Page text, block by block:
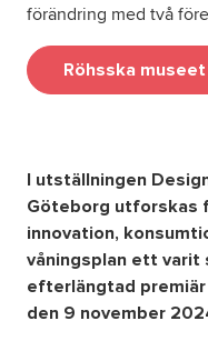
GDPR
förändring med två
Röhsska museet
I utställningen
Göteborg utforskas
innovation,
våningsplan ett varit
efterlängtad
den 9 november